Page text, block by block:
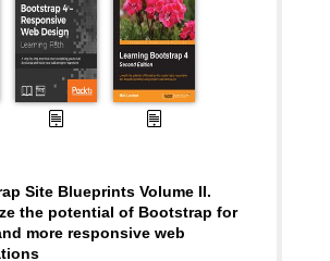
Site Blueprints Volume II.
the potential of Bootstrap for
more responsive web